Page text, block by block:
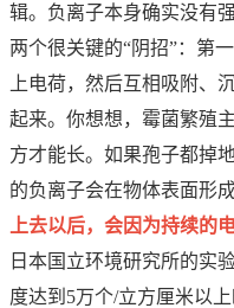
辑。负离子本身确实没有
两个很关键的“阴招”：第
上电荷，然后互相吸附、
起来。你想想，霉菌繁殖
方才能长。如果孢子都掉
的负离子会在物体表面形
上去以后，会因为持续的
日本国立环境研究所的
度达到5万个/立方厘米以